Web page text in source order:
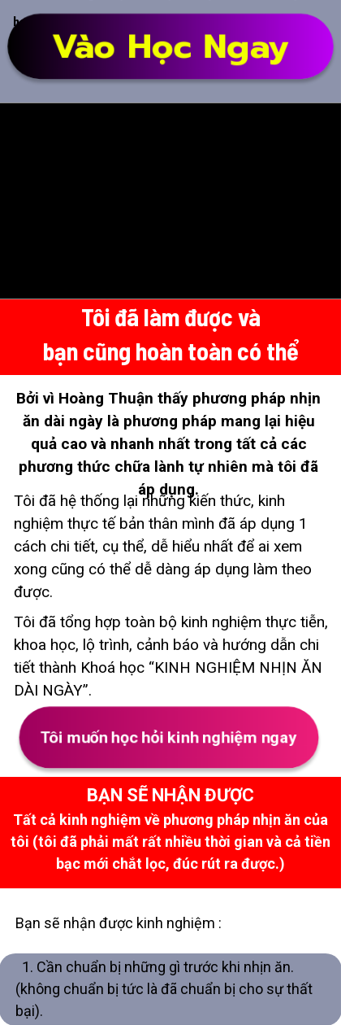
học ngay
Vào Học Ngay
Tôi đã làm được và
bạn cũng hoàn toàn có thể
Bởi vì Hoàng Thuận thấy phương pháp nhịn
ăn dài ngày là phương pháp mang lại hiệu
quả cao và nhanh nhất trong tất cả các
phương thức chữa lành tự nhiên mà tôi đã
áp dụng.
Tôi đã hệ thống lại những kiến thức, kinh
nghiệm thực tế bản thân mình đã áp dụng 1
cách chi tiết, cụ thể, dễ hiểu nhất để ai xem
xong cũng có thể dễ dàng áp dụng làm theo
được.
Tôi đã tổng hợp toàn bộ kinh nghiệm thực tiễn,
khoa học, lộ trình, cảnh báo và hướng dẫn chi
tiết thành Khoá học “KINH NGHIỆM NHỊN ĂN
DÀI NGÀY”.
Tôi muốn học hỏi kinh nghiệm ngay
Tất cả kinh nghiệm về phương pháp nhịn ăn của
tôi (tôi đã phải mất rất nhiều thời gian và cả tiền
bạc mới chắt lọc, đúc rút ra được.)
BẠN SẼ NHẬN ĐƯỢC
Bạn sẽ nhận được kinh nghiệm :
1. Cần chuẩn bị những gì trước khi nhịn ăn.
(không chuẩn bị tức là đã chuẩn bị cho sự thất
bại).